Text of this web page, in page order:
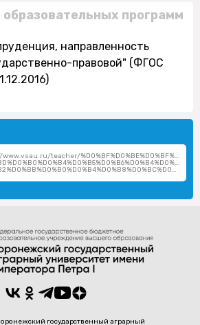
программ
направленность
правовой" (ФГОС
teacher/
%D0%B2%D0%BB%D0%B0%D0%B4%D0%B8%D0%BC%D0%B8%D1%80%D0%BE%D0%B2%D0%BD%D0%B0/
государственный аграрный